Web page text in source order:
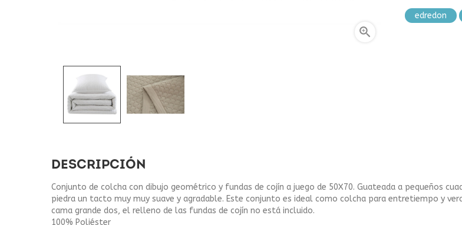

edredon
DESCRIPCIÓN
Conjunto de colcha con dibujo geométrico y fundas de cojín a juego de 50X70. Guateada a pequeños
piedra un tacto muy muy suave y agradable. Este conjunto es ideal como colcha para entretiempo y
cama grande dos, el relleno de las fundas de cojín no está incluido.
100% Poliéster